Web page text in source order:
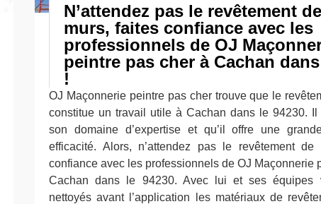
N’attendez pas le revêtement
murs, faites confiance avec les
professionnels de OJ
peintre pas cher à Cachan
!
OJ Maçonnerie peintre pas cher trouve que le
constitue un travail utile à Cachan dans le 94230.
son domaine d’expertise et qu’il offre une
efficacité. Alors, n’attendez pas le revêtement
confiance avec les professionnels de OJ Maçonnerie
Cachan dans le 94230. Avec lui et ses équipes
nettoyés avant l’application les matériaux de